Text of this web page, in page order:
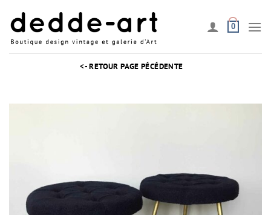
contenu
0
<- RETOUR PAGE PÉCÉDENTE